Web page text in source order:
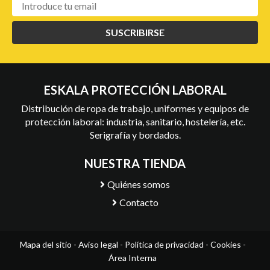
SUSCRIBIRSE
ESKALA PROTECCIÓN LABORAL
Distribución de ropa de trabajo, uniformes y equipos de
protección laboral: industria, sanitario, hostelería, etc.
Serigrafía y bordados.
NUESTRA TIENDA
Quiénes somos
Contacto
Mapa del sitio - Aviso legal - Política de privacidad - Cookies -
Área Interna